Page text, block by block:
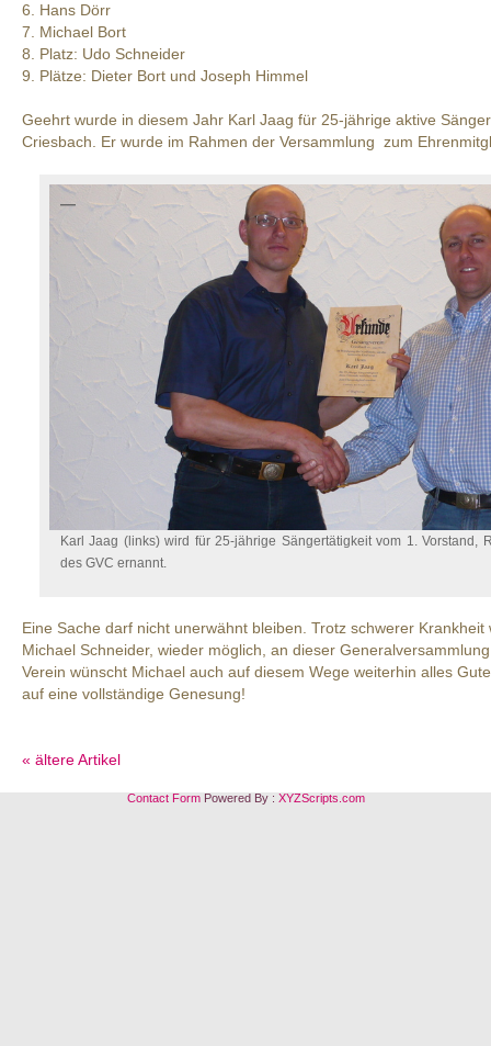
6. Hans Dörr
7. Michael Bort
8. Platz: Udo Schneider
9. Plätze: Dieter Bort und Joseph Himmel
Geehrt wurde in diesem Jahr Karl Jaag für 25-jährige aktive
Criesbach. Er wurde im Rahmen der Versammlung zum
Karl Jaag (links) wird für 25-jährige Sängertätigkeit vom 1. Vorstand,
des GVC ernannt.
Eine Sache darf nicht unerwähnt bleiben. Trotz schwerer
Michael Schneider, wieder möglich, an dieser
Verein wünscht Michael auch auf diesem Wege weiterhin alles
auf eine vollständige Genesung!
« ältere Artikel
Contact FormPowered By : XYZScripts.com